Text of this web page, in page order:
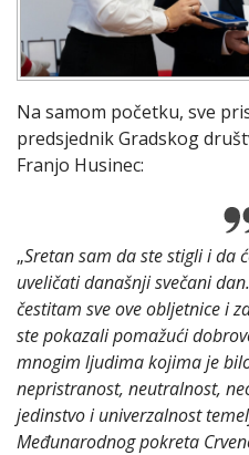
Na samom početku, sve
predsjednik Gradskog
Franjo Husinec:
„Sretan sam da ste stigli i da
uveličati današnji svečani
čestitam sve ove obljetnice i
ste pokazali pomažući
mnogim ljudima kojima je
nepristranost, neutralnost,
jedinstvo i univerzalnost
Međunarodnog pokreta